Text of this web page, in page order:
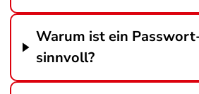
Warum ist ein
sinnvoll?